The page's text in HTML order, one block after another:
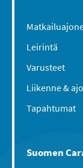
Leirintä
Varusteet
Liikenne &
Tapahtumat
Suomen